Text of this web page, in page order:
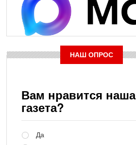
НАШ ОПРОС
Вам нравится наша
газета?
Да